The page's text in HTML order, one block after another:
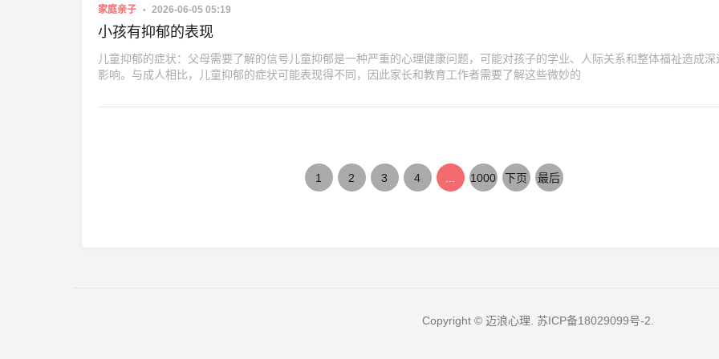
家庭亲子 2026-06-05 05:19
小孩有抑郁的表现
儿童抑郁的症状：父母需要了解的信号儿童抑郁是一种严重的心理健康问题，可能对孩子的学业、人际关系和整体福祉造成深
影响。与成人相比，儿童抑郁的症状可能表现得不同，因此家长和教育工作者需要了解这些微妙的
1 2 3 4 1000 下页 最后
Copyright © 迈浪心理. 苏ICP备18029099号-2